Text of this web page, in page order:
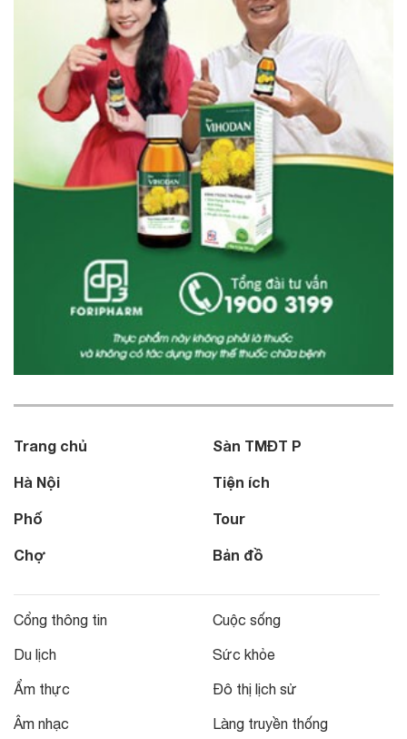
Trang chủ
Hà Nội
Phố
Chợ
Sàn TMĐT P
Tiện ích
Tour
Bản đồ
Cổng thông tin
Du lịch
Ẩm thực
Âm nhạc
Cuộc sống
Sức khỏe
Đô thị lịch sử
Làng truyền thống